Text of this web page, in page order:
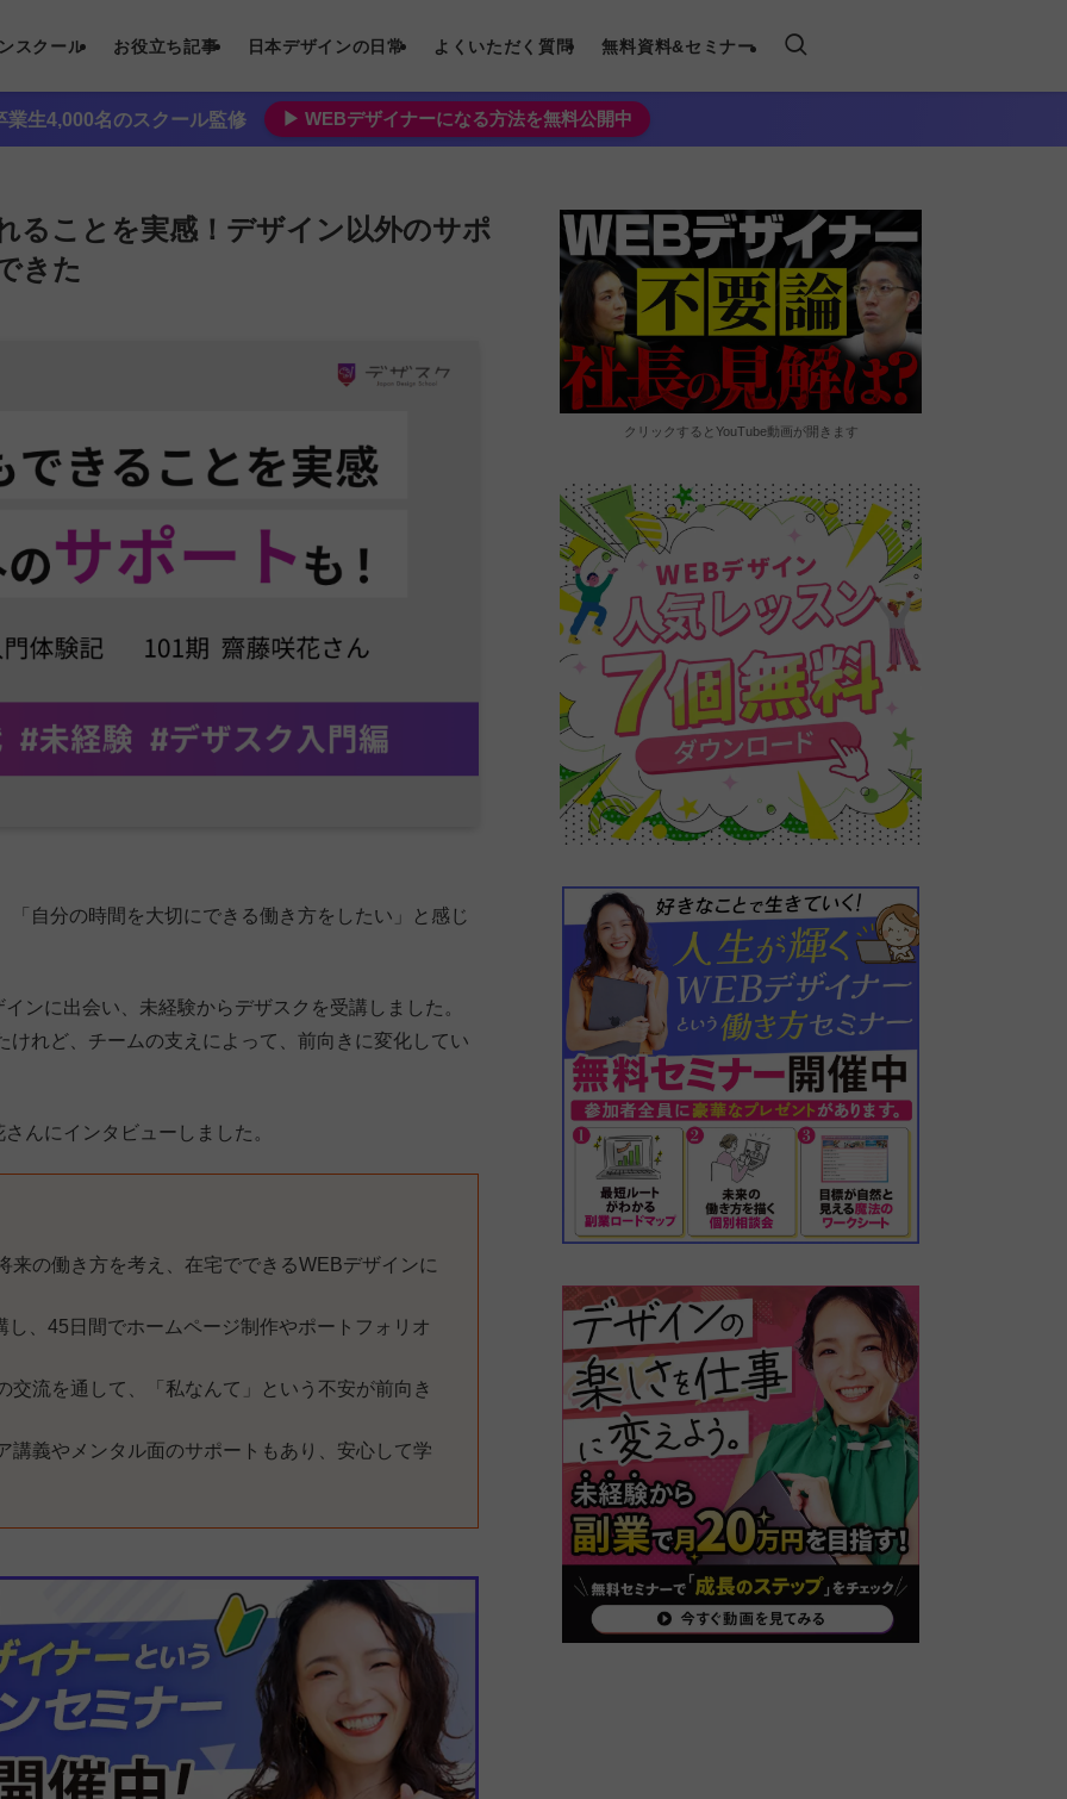
スクール お役立ち記事 日本デザインの日常 よくいただく質問 無料資料&セミナー
業生4,000名のスクール監修 ▶︎ WEBデザイナーになる方法を無料公開中
ることを実感！デザイン以外のサポ
きた
自分の時間を大切にできる働き方をしたい」と感じ
ンに出会い、未経験からデザスクを受講しました。
れど、チームの支えによって、前向きに変化してい
んにインタビューしました。
来の働き方を考え、在宅でできるWEBデザインに
、45日間でホームページ制作やポートフォリオ
交流を通して、「私なんて」という不安が前向き
講義やメンタル面のサポートもあり、安心して学
クリックするとYouTube動画が開きます